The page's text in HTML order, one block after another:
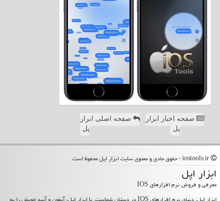
صفحه اخبار ابزار
پل
صفحه اصلی ابزار
پل
ابزار اپل
معرفی و فروش نرم افزارهای IOS